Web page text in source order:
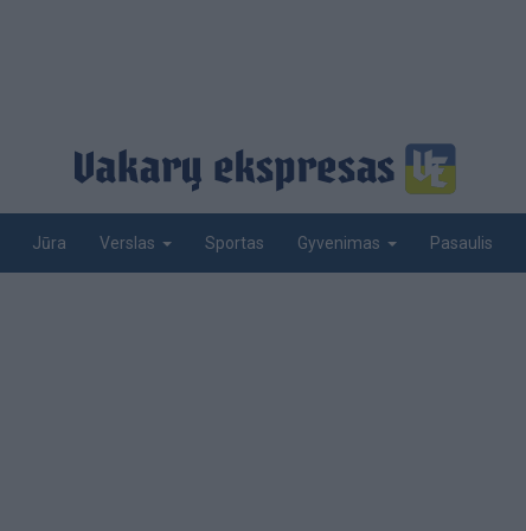
Jūra Verslas Sportas Gyvenimas Pasaulis